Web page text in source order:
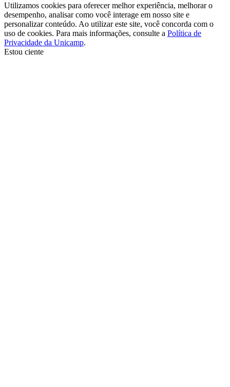
Utilizamos cookies para oferecer melhor experiência, melhorar o
desempenho, analisar como você interage em nosso site e
personalizar conteúdo. Ao utilizar este site, você concorda com o
uso de cookies. Para mais informações, consulte a Política de
Privacidade da Unicamp.
Estou ciente